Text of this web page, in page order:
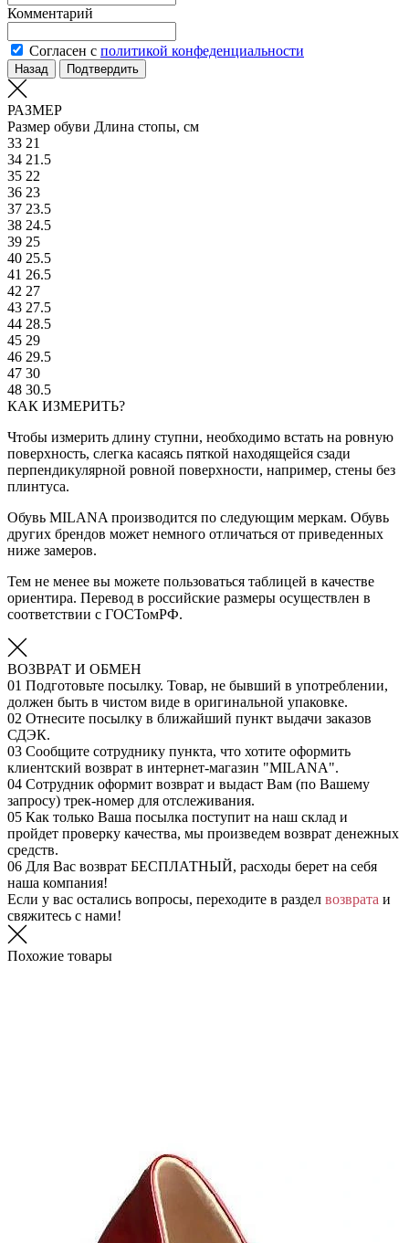
Комментарий
Согласен с политикой конфеденциальности
Назад Подтвердить
РАЗМЕР
Размер обуви Длина стопы, см
33 21
34 21.5
35 22
36 23
37 23.5
38 24.5
39 25
40 25.5
41 26.5
42 27
43 27.5
44 28.5
45 29
46 29.5
47 30
48 30.5
КАК ИЗМЕРИТЬ?
Чтобы измерить длину ступни, необходимо встать на ровную
поверхность, слегка касаясь пяткой находящейся сзади
перпендикулярной ровной поверхности, например, стены без
плинтуса.
Обувь MILANA производится по следующим меркам. Обувь
других брендов может немного отличаться от приведенных
ниже замеров.
Тем не менее вы можете пользоваться таблицей в качестве
ориентира. Перевод в российские размеры осуществлен в
соответствии с ГОСТомРФ.
ВОЗВРАТ И ОБМЕН
01 Подготовьте посылку. Товар, не бывший в употреблении,
должен быть в чистом виде в оригинальной упаковке.
02 Отнесите посылку в ближайший пункт выдачи заказов
СДЭК.
03 Сообщите сотруднику пункта, что хотите оформить
клиентский возврат в интернет-магазин "MILANA".
04 Сотрудник оформит возврат и выдаст Вам (по Вашему
запросу) трек-номер для отслеживания.
05 Как только Ваша посылка поступит на наш склад и
пройдет проверку качества, мы произведем возврат денежных
средств.
06 Для Вас возврат БЕСПЛАТНЫЙ, расходы берет на себя
наша компания!
Если у вас остались вопросы, переходите в раздел возврата и
свяжитесь с нами!
Похожие товары